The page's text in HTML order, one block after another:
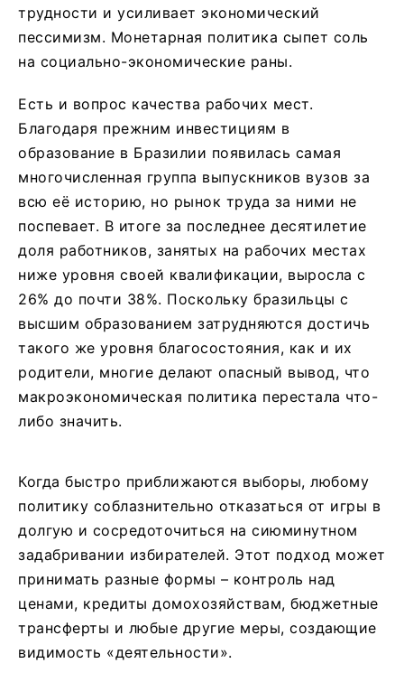
трудности и усиливает экономический
пессимизм. Монетарная политика сыпет соль
на социально-экономические раны.
Есть и вопрос качества рабочих мест.
Благодаря прежним инвестициям в
образование в Бразилии появилась самая
многочисленная группа выпускников вузов за
всю её историю, но рынок труда за ними не
поспевает. В итоге за последнее десятилетие
доля работников, занятых на рабочих местах
ниже уровня своей квалификации, выросла с
26% до почти 38%. Поскольку бразильцы с
высшим образованием затрудняются достичь
такого же уровня благосостояния, как и их
родители, многие делают опасный вывод, что
макроэкономическая политика перестала что-
либо значить.
Когда быстро приближаются выборы, любому
политику соблазнительно отказаться от игры в
долгую и сосредоточиться на сиюминутном
задабривании избирателей. Этот подход может
принимать разные формы – контроль над
ценами, кредиты домохозяйствам, бюджетные
трансферты и любые другие меры, создающие
видимость «деятельности».